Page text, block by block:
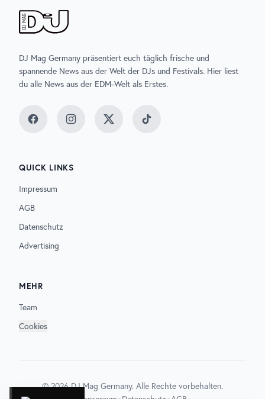
DJ Mag Germany präsentiert euch täglich frische und
spannende News aus der Welt der DJs und Festivals. Hier liest
du alle News aus der EDM-Welt als Erstes.
FacebookInstagramTwitter TikTok
QUICK LINKS
Impressum
AGB
Datenschutz
Advertising
MEHR
Team
Cookies
©2026DJ Mag Germany. Alle Rechte vorbehalten.